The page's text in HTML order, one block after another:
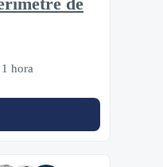
hora